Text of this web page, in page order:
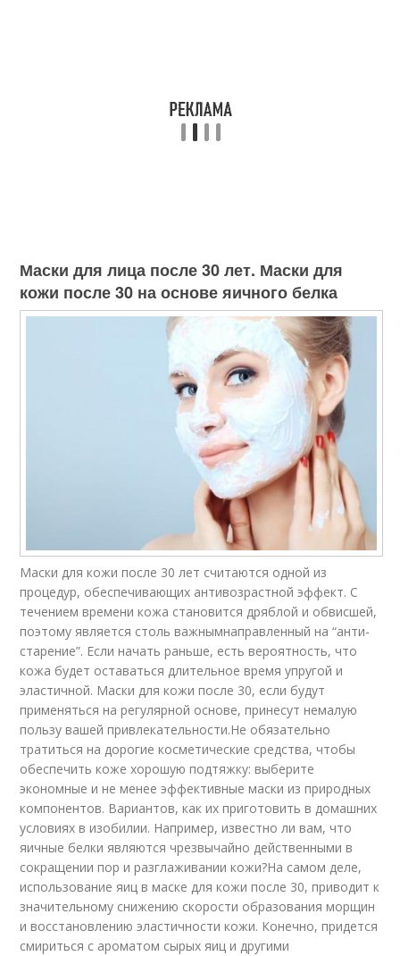
Маски для лица после 30 лет. Маски для
кожи после 30 на основе яичного белка
Маски для кожи после 30 лет считаются одной из
процедур, обеспечивающих антивозрастной эффект. С
течением времени кожа становится дряблой и обвисшей,
поэтому является столь важнымнаправленный на “анти-
старение”. Если начать раньше, есть вероятность, что
кожа будет оставаться длительное время упругой и
эластичной. Маски для кожи после 30, если будут
применяться на регулярной основе, принесут немалую
пользу вашей привлекательности.Не обязательно
тратиться на дорогие косметические средства, чтобы
обеспечить коже хорошую подтяжку: выберите
экономные и не менее эффективные маски из природных
компонентов. Вариантов, как их приготовить в домашних
условиях в изобилии. Например, известно ли вам, что
яичные белки являются чрезвычайно действенными в
сокращении пор и разглаживании кожи?На самом деле,
использование яиц в маске для кожи после 30, приводит к
значительному снижению скорости образования морщин
и восстановлению эластичности кожи. Конечно, придется
смириться с ароматом сырых яиц и другими